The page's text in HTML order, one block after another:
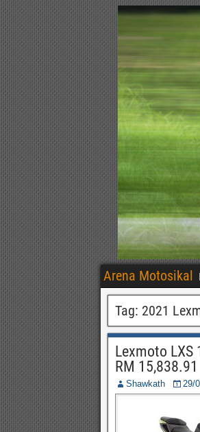
Arena Motosikal
Tag: 2021
Lexmoto
RM 15,838.91
Shawkath 29/